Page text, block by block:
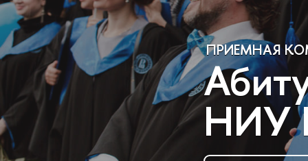
ПРИЕМНАЯ
НИУ